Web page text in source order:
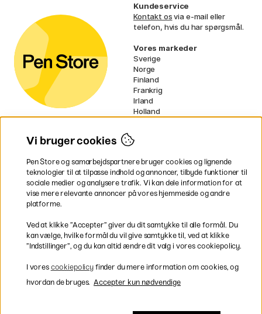
Kundeservice
Kontakt osvia e-mail eller
telefon, hvis du har spørgsmål.
Vores markeder
Sverige
Norge
Finland
Frankrig
Irland
Holland
EU
* Specifikkefragtvilkår gælder for
voluminøse varer.
Hurtig levering til hele Danmark
Vi bruger cookies
Pen Store og samarbejdspartnere bruger cookies og lignende
teknologier til at tilpasse indhold og annoncer, tilbyde funktioner til
sociale medier og analysere trafik. Vi kan dele information for at
vise mere relevante annoncer på vores hjemmeside og andre
platforme.
Ved at klikke ”Accepter” giver du dit samtykke til alle formål. Du
kan vælge, hvilke formål du vil give samtykke til, ved at klikke
”Indstillinger”, og du kan altid ændre dit valg i vores cookiepolicy.
I vores cookiepolicyfinder du mere information om cookies, og
hvordan de bruges. Accepter kun nødvendige